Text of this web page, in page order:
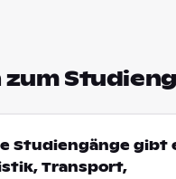
zum
Studiengänge gibt
Transport,